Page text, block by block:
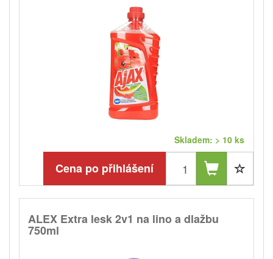
Skladem: > 10 ks
Cena po přihlášení
ALEX Extra lesk 2v1 na lino a dlažbu
750ml